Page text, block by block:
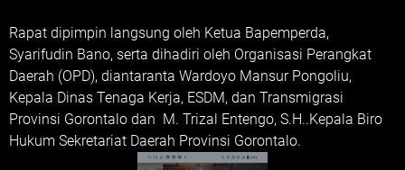
Rapat dipimpin langsung oleh Ketua Bapemperda,
Syarifudin Bano, serta dihadiri oleh Organisasi Perangkat
Daerah (OPD), diantaranta Wardoyo Mansur Pongoliu,
Kepala Dinas Tenaga Kerja, ESDM, dan Transmigrasi
Provinsi Gorontalo dan M. Trizal Entengo, S.H..Kepala Biro
Hukum Sekretariat Daerah Provinsi Gorontalo.